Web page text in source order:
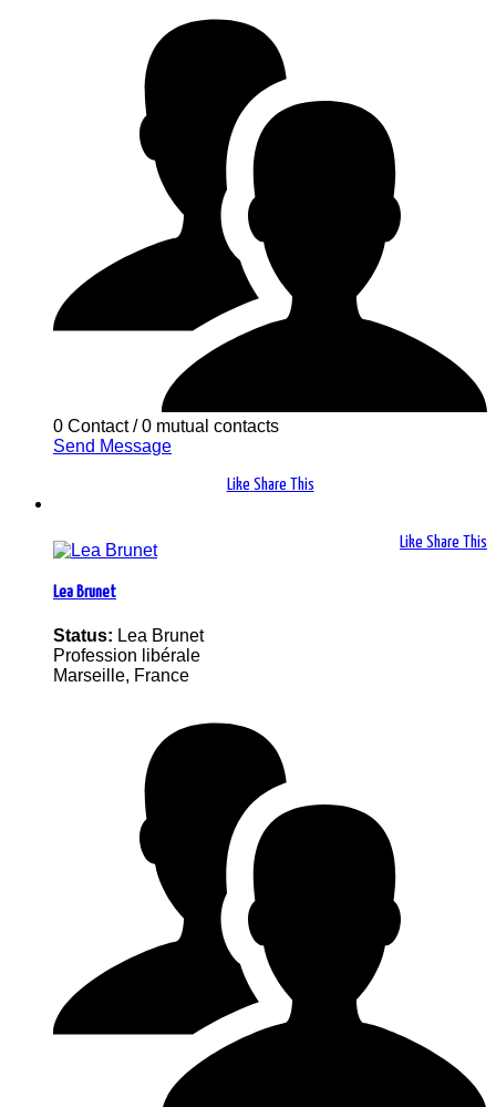
0 Contact/0 mutual contacts
Send Message
Like Share This
Like Share This
Lea Brunet
Status: Lea Brunet
Profession libérale
Marseille, France